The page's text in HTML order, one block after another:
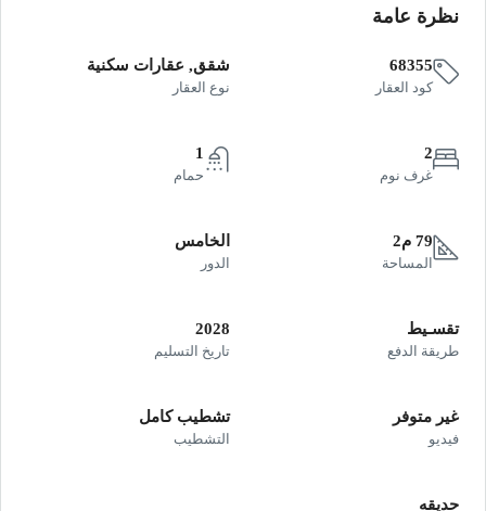
نظرة عامة
68355
كود العقار
شقق, عقارات سكنية
نوع العقار
2
غرف نوم
1
حمام
79 م2
المساحة
الخامس
الدور
تقسـيط
طريقة الدفع
2028
تاريخ التسليم
غير متوفر
فيديو
تشطيب كامل
التشطيب
حديقه